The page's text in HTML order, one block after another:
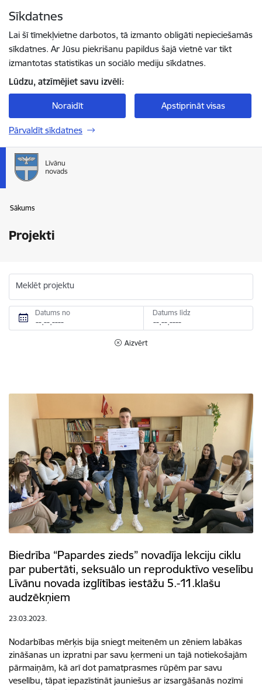
Sīkdatnes
Lai šī tīmekļvietne darbotos, tā izmanto obligāti nepieciešamās
sīkdatnes. Ar Jūsu piekrišanu papildus šajā vietnē var tikt
izmantotas statistikas un sociālo mediju sīkdatnes.
Lūdzu, atzīmējiet savu izvēli:
Noraidīt Apstiprināt visas
Pārvaldīt sīkdatnes
Sākums
Projekti
Meklēt projektu
Datums no Datums līdz
Aizvērt
Biedrība “Papardes zieds” novadīja lekciju ciklu
par pubertāti, seksuālo un reproduktīvo veselību
Līvānu novada izglītības iestāžu 5.-11.klašu
audzēkņiem
23.03.2023.
Nodarbības mērķis bija sniegt meitenēm un zēniem labākas
zināšanas un izpratni par savu ķermeni un tajā notiekošajām
pārmaiņām, kā arī dot pamatprasmes rūpēm par savu
veselību, tāpat iepazīstināt jauniešus ar izsargāšanās nozīmi